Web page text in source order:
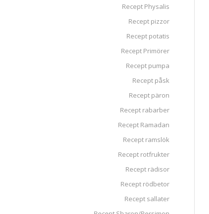
Recept Physalis
Recept pizzor
Recept potatis
Recept Primörer
Recept pumpa
Recept påsk
Recept päron
Recept rabarber
Recept Ramadan
Recept ramslök
Recept rotfrukter
Recept rädisor
Recept rödbetor
Recept sallater